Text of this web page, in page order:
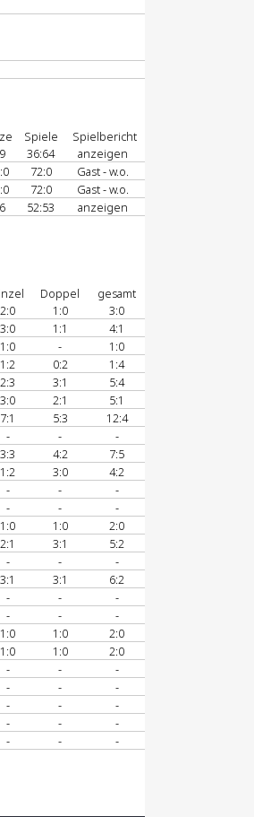
Spiele
Spielbericht
36:64
anzeigen
72:0
Gast - w.o.
72:0
Gast - w.o.
52:53 anzeigen
Doppel
gesamt
2:0 1:0
3:0
3:0 1:1
4:1
1:0 -
1:0
1:2 0:2
1:4
2:3 3:1
5:4
3:0 2:1
5:1
7:1 5:3
12:4
- -
-
3:3 4:2
7:5
1:2 3:0
4:2
- -
-
- -
-
1:0 1:0
2:0
2:1 3:1
5:2
- -
-
3:1 3:1
6:2
- -
-
- -
-
1:0 1:0
2:0
1:0 1:0
2:0
- -
-
- -
-
- -
-
- -
-
- - -